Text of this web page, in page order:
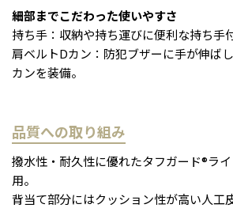
細部までこだわった使いやすさ
持ち手：収納や持ち運びに便利な持ち手付
肩ベルトDカン：防犯ブザーに手が伸ば
カンを装備。
品質への取り組み
撥水性・耐久性に優れたタフガード®ラ
用。
背当て部分にはクッション性が高い人工